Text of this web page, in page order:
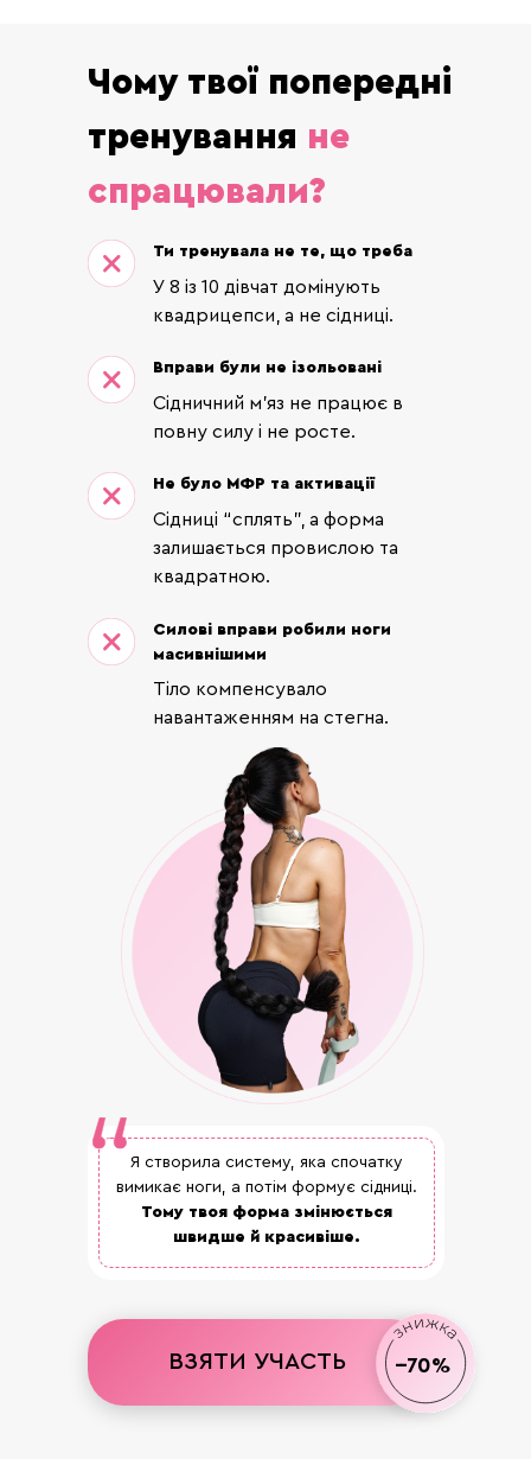
Вправи були не ізольовані
Сідничний м’яз не працює в
повну силу і не росте.
Ти тренувала не те, що треба
У 8 із 10 дівчат домінують
квадрицепси, а не сідниці.
Силові вправи робили ноги
масивнішими
Тіло компенсувало
навантаженням на стегна.
Не було МФР та активації
Сідниці “сплять”, а форма
залишається провислою та
квадратною.
Чому твої попередні
тренування не
спрацювали?
Я створила систему, яка спочатку
вимикає ноги, а потім формує сідниці.
Тому твоя форма змінюється
швидше й красивіше.
ВЗЯТИ УЧАСТЬ --70%